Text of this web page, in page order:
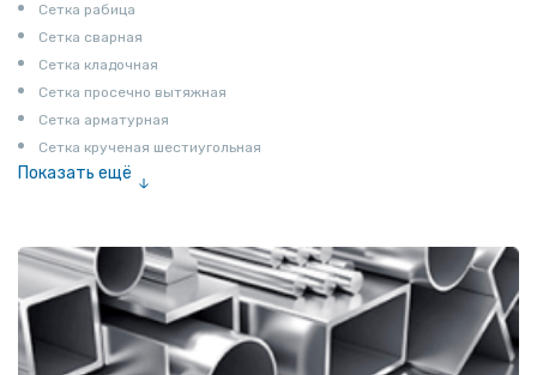
Сетка рабица
Сетка сварная
Сетка кладочная
Сетка просечно вытяжная
Сетка арматурная
Сетка крученая шестиугольная
Показать ещё